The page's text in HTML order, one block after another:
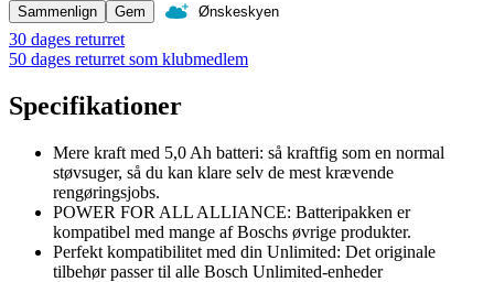
Sammenlign
Gem Ønskeskyen
30 dages returret
50 dages returret som klubmedlem
Specifikationer
Mere kraft med 5,0 Ah batteri: så kraftfig som en normal
støvsuger, så du kan klare selv de mest krævende
rengøringsjobs.
POWER FOR ALL ALLIANCE: Batteripakken er
kompatibel med mange af Boschs øvrige produkter.
Perfekt kompatibilitet med din Unlimited: Det originale
tilbehør passer til alle Bosch Unlimited-enheder